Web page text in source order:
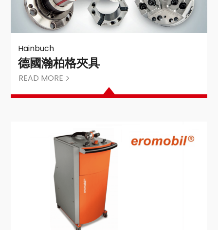
Hainbuch
德國瀚柏格夾具
READ MORE